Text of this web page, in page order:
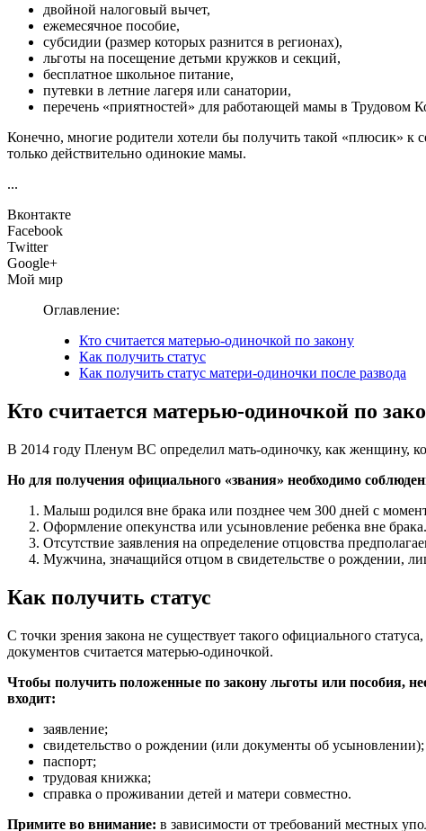
двойной налоговый вычет,
ежемесячное пособие,
субсидии (размер которых разнится в регионах),
льготы на посещение детьми кружков и секций,
бесплатное школьное питание,
путевки в летние лагеря или санатории,
перечень «приятностей» для работающей мамы в Трудовом
Конечно, многие родители хотели бы получить такой «плюсик» к
только действительно одинокие мамы.
...
Вконтакте
Facebook
Twitter
Google+
Мой мир
Оглавление:
Кто считается матерью-одиночкой по закону
Как получить статус
Как получить статус матери-одиночки после развода
Кто считается матерью-одиночкой по
В 2014 году Пленум ВС определил мать-одиночку, как женщину,
Но для получения официального «звания» необходимо
Малыш родился вне брака или позднее чем 300 дней с
Оформление опекунства или усыновление ребенка вне брака.
Отсутствие заявления на определение отцовства
Мужчина, значащийся отцом в свидетельстве о рождении,
Как получить статус
С точки зрения закона не существует такого официального
документов считается матерью-одиночкой.
Чтобы получить положенные по закону льготы или пособия,
входит:
заявление;
свидетельство о рождении (или документы об усыновлении);
паспорт;
трудовая книжка;
справка о проживании детей и матери совместно.
Примите во внимание: в зависимости от требований местных